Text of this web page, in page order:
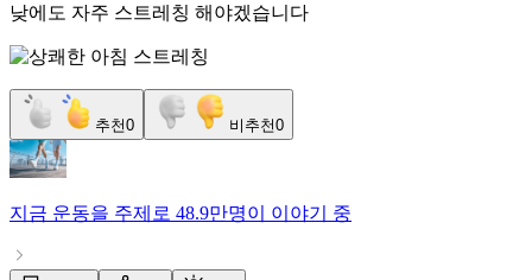
낮에도 자주 스트레칭 해야겠습니다
추천0 비추천0
지금 운동을 주제로 48.9만명이 이야기 중